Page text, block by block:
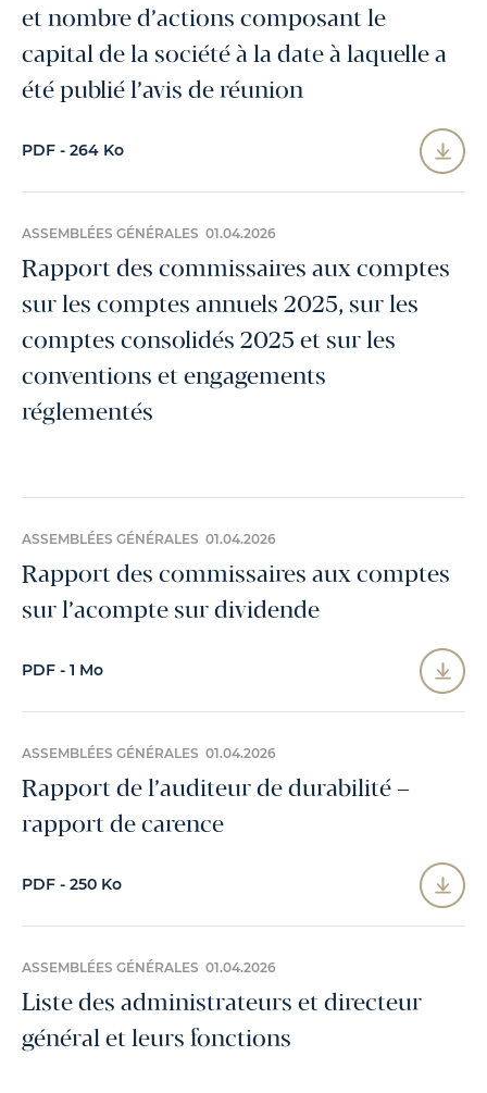
et nombre d’actions composant le
capital de la société à la date à laquelle a
été publié l’avis de réunion
PDF - 264 Ko
ASSEMBLÉES GÉNÉRALES 01.04.2026
Rapport des commissaires aux comptes
sur les comptes annuels 2025, sur les
comptes consolidés 2025 et sur les
conventions et engagements
réglementés
ASSEMBLÉES GÉNÉRALES 01.04.2026
Rapport des commissaires aux comptes
sur l’acompte sur dividende
PDF - 1 Mo
ASSEMBLÉES GÉNÉRALES 01.04.2026
Rapport de l’auditeur de durabilité –
rapport de carence
PDF - 250 Ko
ASSEMBLÉES GÉNÉRALES 01.04.2026
Liste des administrateurs et directeur
général et leurs fonctions